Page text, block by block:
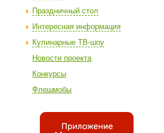
Праздничный стол
Интересная информация
Кулинарные ТВ-шоу
Новости проекта
Конкурсы
Флешмобы